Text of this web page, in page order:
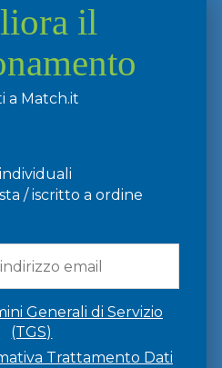
il
a Match.it
/ iscritto a ordine
Generali di Servizio
(TGS)
Trattamento Dati